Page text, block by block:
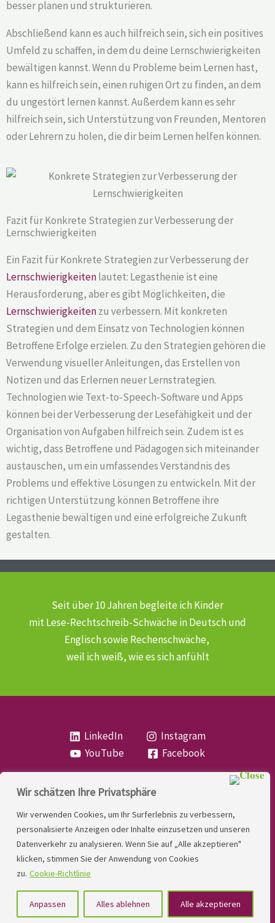
Wir schätzen Ihre Privatsphäre
Wir verwenden Cookies, um Ihr Surferlebnis zu verbessern,
personalisierte Anzeigen oder Inhalte einzusetzen und unseren
Datenverkehr zu analysieren. Wenn Sie auf „Alle akzeptieren"
klicken, stimmen Sie der Anwendung von Cookies
zu. Cookie-Richtlinie
Anpassen Alles ablehnen Alle akzeptieren
besser planen und strukturieren.
Abschließend kann es auch hilfreich sein, sich ein positives
Umfeld zu schaffen, in dem du deine Lernschwierigkeiten
bewältigen kannst. Wenn du Probleme beim Lernen hast,
kann es hilfreich sein, einen ruhigen Ort zu finden, an dem
du ungestört lernen kannst. Außerdem kann es sehr
hilfreich sein, sich Unterstützung von Freunden, Mentoren
oder Lehrern zu holen, die dir beim Lernen helfen können.
Fazit für Konkrete Strategien zur Verbesserung der
Lernschwierigkeiten
Ein Fazit für Konkrete Strategien zur Verbesserung der
Lernschwierigkeitenlautet: Legasthenie ist eine
Herausforderung, aber es gibt Möglichkeiten, die
Lernschwierigkeitenzu verbessern. Mit konkreten
Strategien und dem Einsatz von Technologien können
Betroffene Erfolge erzielen. Zu den Strategien gehören die
Verwendung visueller Anleitungen, das Erstellen von
Notizen und das Erlernen neuer Lernstrategien.
Technologien wie Text-to-Speech-Software und Apps
können bei der Verbesserung der Lesefähigkeit und der
Organisation von Aufgaben hilfreich sein. Zudem ist es
wichtig, dass Betroffene und Pädagogen sich miteinander
austauschen, um ein umfassendes Verständnis des
Problems und effektive Lösungen zu entwickeln. Mit der
richtigen Unterstützung können Betroffene ihre
Legasthenie bewältigen und eine erfolgreiche Zukunft
gestalten.
Seit über 10 Jahren begleite ich Kinder
mit Lese-Rechtschreib-Schwächein Deutsch und
Englisch sowie Rechenschwäche,
weil ich weiß, wie es sich anfühlt
LinkedIn
Instagram
YouTube
Facebook
LINDNER. 2026 | Powered by
Kontakt
Datenschutzerklärung